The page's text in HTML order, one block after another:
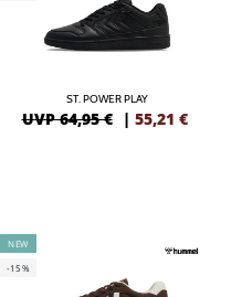
ST. POWER PLAY
UVP 64,95 € | 55,21 €
NEW
-15%